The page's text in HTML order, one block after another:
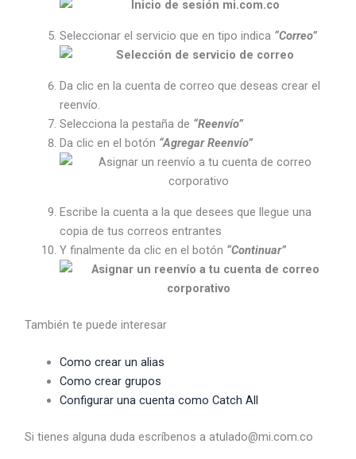
Seleccionar el servicio que en tipo indica “Correo”
Da clic en la cuenta de correo que deseas crear el
reenvío.
Selecciona la pestaña de “Reenvío”
Da clic en el botón “Agregar Reenvío”
Escribe la cuenta a la que desees que llegue una
copia de tus correos entrantes
Y finalmente da clic en el botón “Continuar”
También te puede interesar
Como crear un alias
Como crear grupos
Configurar una cuenta como Catch All
Si tienes alguna duda escríbenos a atulado@mi.com.co